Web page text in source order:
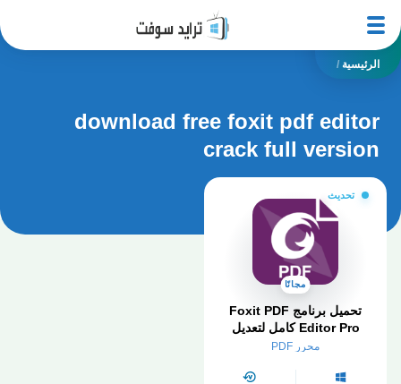
الرئيسية /
download free foxit pdf editor
crack full version
تحديث
مجانًا
تحميل برنامج Foxit PDF
Editor Pro كامل لتعديل
PDF مجانا 2026محرر PDF